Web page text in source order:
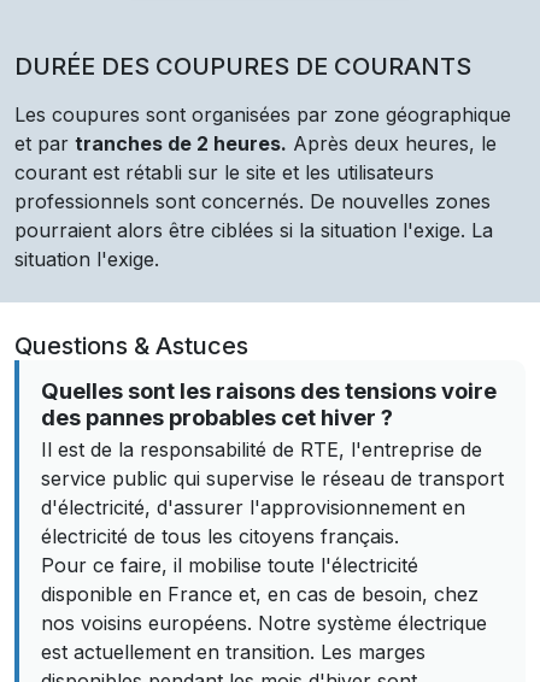
DURÉE DES COUPURES DE COURANTS
Les coupures sont organisées par zone géographique
et par tranches de 2 heures. Après deux heures, le
courant est rétabli sur le site et les utilisateurs
professionnels sont concernés. De nouvelles zones
pourraient alors être ciblées si la situation l'exige. La
situation l'exige.
Questions & Astuces
Quelles sont les raisons des tensions voire
des pannes probables cet hiver ?
Il est de la responsabilité de RTE, l'entreprise de
service public qui supervise le réseau de transport
d'électricité, d'assurer l'approvisionnement en
électricité de tous les citoyens français.
Pour ce faire, il mobilise toute l'électricité
disponible en France et, en cas de besoin, chez
nos voisins européens. Notre système électrique
est actuellement en transition. Les marges